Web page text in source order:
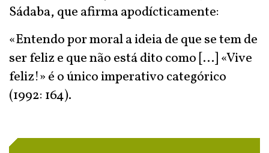
Sádaba, que afirma apodícticamente:
«Entendo por moral a ideia de que se tem de
ser feliz e que não está dito como [...] «Vive
feliz!» é o único imperativo categórico
(1992: 164).